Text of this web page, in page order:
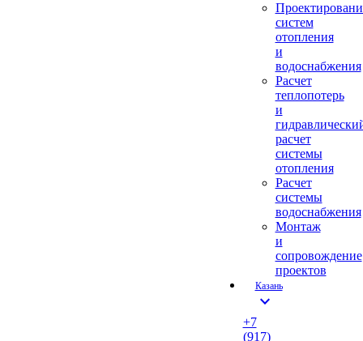
систем
отопления
и
водоснабжения
Расчет
теплопотерь
и
расчет
системы
отопления
Расчет
системы
водоснабжения
Монтаж
и
сопровождение
проектов
Казань
expand_more
+7
(917)